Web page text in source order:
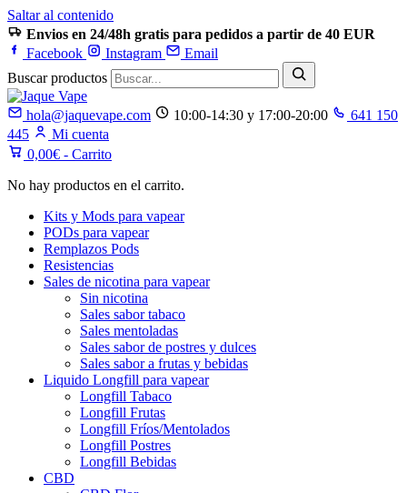
Saltar al contenido
Envios en 24/48h gratis para pedidos a partir de 40 EUR
Facebook
Instagram
Email
Buscar productos
hola@jaquevape.com 10:00-14:30 y 17:00-20:00
641 150
445
Mi cuenta
0,00€ - Carrito
No hay productos en el carrito.
Kits y Mods para vapear
PODs para vapear
Remplazos Pods
Resistencias
Sales de nicotina para vapear
Sin nicotina
Sales sabor tabaco
Sales mentoladas
Sales sabor de postres y dulces
Sales sabor a frutas y bebidas
Liquido Longfill para vapear
Longfill Tabaco
Longfill Frutas
Longfill Fríos/Mentolados
Longfill Postres
Longfill Bebidas
CBD